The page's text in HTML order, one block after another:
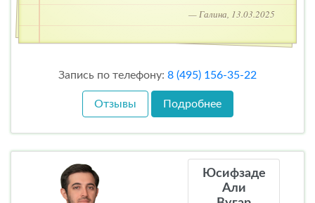
— Галина, 13.03.2025
Запись по телефону: 8 (495) 156-35-22
Отзывы Подробнее
Юсифзаде
Али